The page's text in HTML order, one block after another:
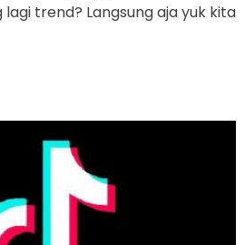
trend? Langsung aja yuk kita